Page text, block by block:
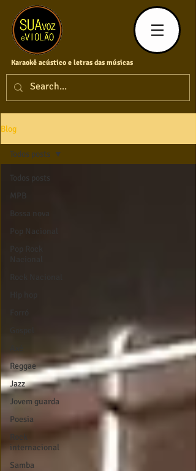
Karaokê acústico e letras das músicas
Blog
Todos posts
MPB
Bossa nova
Pop Nacional
Reggae
Jazz
Jovem guarda
Poesia
Rock
internacional
Samba
Todos posts